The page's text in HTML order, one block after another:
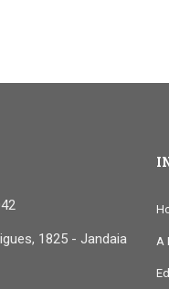
1825 - Jandaia
A